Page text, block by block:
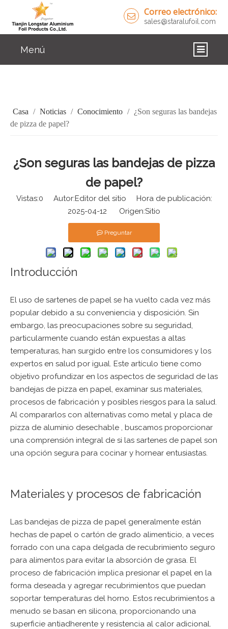
Correo electrónico:
sales@staralufoil.com
Menú
SOBRE NOSOTROS
NOTICIAS
Casa / Noticias / Conocimiento / ¿Son seguras las bandejas
de pizza de papel?
¿Son seguras las bandejas de pizza
de papel?
Vistas:0 Autor:Editor del sitio Hora de publicación:
2025-04-12 Origen:Sitio
Preguntar
Introducción
El uso de sartenes de papel se ha vuelto cada vez más
popular debido a su conveniencia y disposición. Sin
embargo, las preocupaciones sobre su seguridad,
particularmente cuando están expuestas a altas
temperaturas, han surgido entre los consumidores y los
expertos en salud por igual. Este artículo tiene como
objetivo profundizar en los aspectos de seguridad de las
bandejas de pizza en papel, examinar sus materiales,
procesos de fabricación y posibles riesgos para la salud.
Al compararlos con alternativas como metal y placa de
pizza de aluminio desechable , buscamos proporcionar
una comprensión integral de si las sartenes de papel son
una opción segura para cocinar y hornear entusiastas.
Materiales y procesos de fabricación
Las bandejas de pizza de papel generalmente están
hechas de papel o cartón de grado alimenticio, a veces
forrado con una capa delgada de recubrimiento seguro
para alimentos para evitar la absorción de grasa. El
proceso de fabricación implica presionar el papel en la
forma deseada y agregar recubrimientos que puedan
soportar temperaturas del horno. Estos recubrimientos a
menudo se basan en silicona, proporcionando una
superficie antiadherente y resistencia al calor adicional.